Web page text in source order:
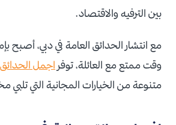
بين الترفيه والاقتصاد.
مع انتشار الحدائق العامة في دبي، أصبح
وقت ممتع مع العائلة، توفر اجمل
متنوعة من الخيارات المجانية التي تلبي